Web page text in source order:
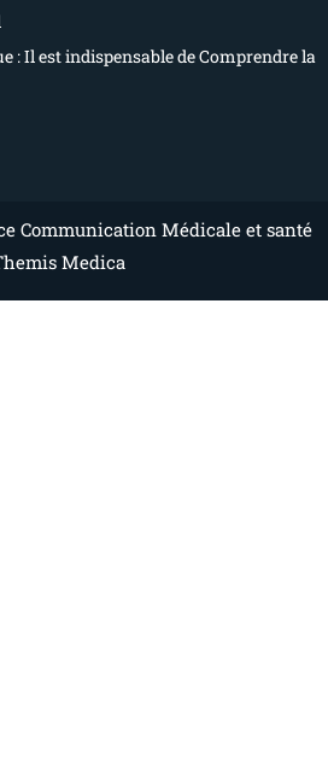
: Il est indispensable de Comprendre la
Communication Médicale et santé
Medica